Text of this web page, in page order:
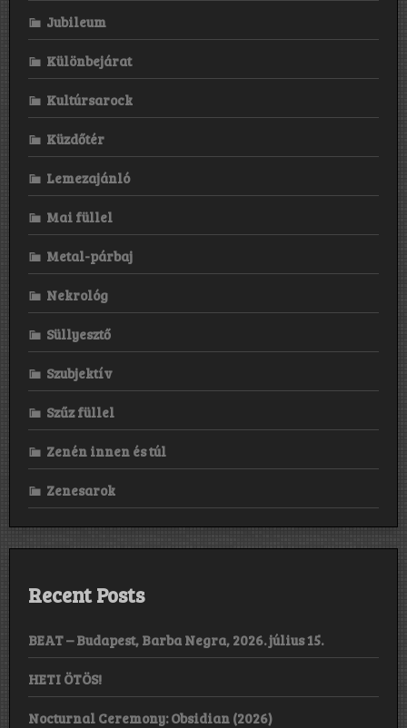
Jubileum
Különbejárat
Kultúrsarock
Küzdőtér
Lemezajánló
Mai füllel
Metal-párbaj
Nekrológ
Süllyesztő
Szubjektív
Szűz füllel
Zenén innen és túl
Zenesarok
Recent Posts
BEAT – Budapest, Barba Negra, 2026. július 15.
HETI ÖTÖS!
Nocturnal Ceremony: Obsidian (2026)